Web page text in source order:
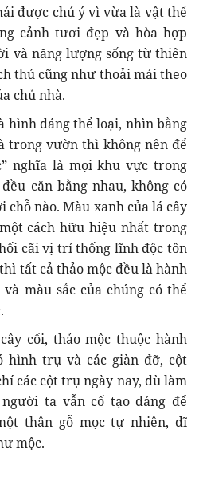
được chú ý vì vừa là vật thể
cảnh tươi đẹp và hòa hợp
và năng lượng sống từ thiên
thú cũng như thoải mái theo
chủ nhà.
hình dáng thể loại, nhìn bằng
trong vườn thì không nên để
nghĩa là mọi khu vực trong
căn bằng nhau, không có
chỗ nào. Màu xanh của lá cây
cách hữu hiệu nhất trong
cãi vị trí thống lĩnh độc tôn
tất cả thảo mộc đều là hành
màu sắc của chúng có thể
cối, thảo mộc thuộc hành
hình trụ và các giàn đỡ, cột
các cột trụ ngày nay, dù làm
ta vẫn cố tạo dáng để
thân gỗ mọc tự nhiên, dĩ
mộc.